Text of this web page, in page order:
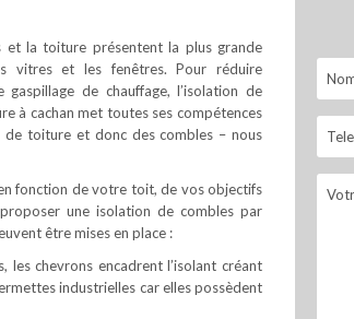
et la toiture présentent la plus grande
vitres et les fenêtres. Pour réduire
de chauffage, l’isolation de
à cachan met toutes ses compétences
toiture et donc des combles – nous
fonction de votre toit, de vos objectifs
une isolation de combles par
être mises en place :
les chevrons encadrent l’isolant créant
industrielles car elles possèdent